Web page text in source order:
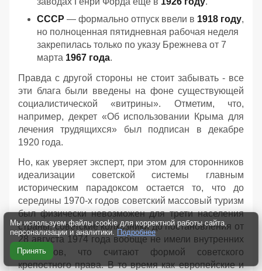
СССР — формально отпуск ввели в 1918 году,
но полноценная пятидневная рабочая неделя
закрепилась только по указу Брежнева от 7
марта 1967 года.
Правда с другой стороны не стоит забывать - все
эти блага были введены на фоне существующей
социалистической «витрины». Отметим, что,
например, декрет «Об использовании Крыма для
лечения трудящихся» был подписан в декабре
1920 года.
Но, как уверяет эксперт, при этом для сторонников
идеализации советской системы главным
историческим парадоксом остается то, что до
середины 1970-х годов советский массовый туризм
был физически невозможен для трети населения
страны: советские колхозники до постановления от
28 августа 1974 года вообще не имели внутренних
паспортов, что считают формой советского
крепостного права. В то время как европейские и
Мы используем файлы cookie для корректной работы сайта,
персонализации и аналитики. Подробнее
Принять